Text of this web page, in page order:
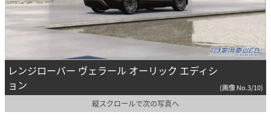
レンジローバー ヴェラール オーリック エディシ
ョン
(画像 No.3/10)
縦スクロールで次の写真へ